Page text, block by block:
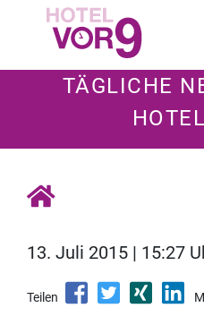
TÄGLICHE
13. Juli 2015 | 15:27
Teilen